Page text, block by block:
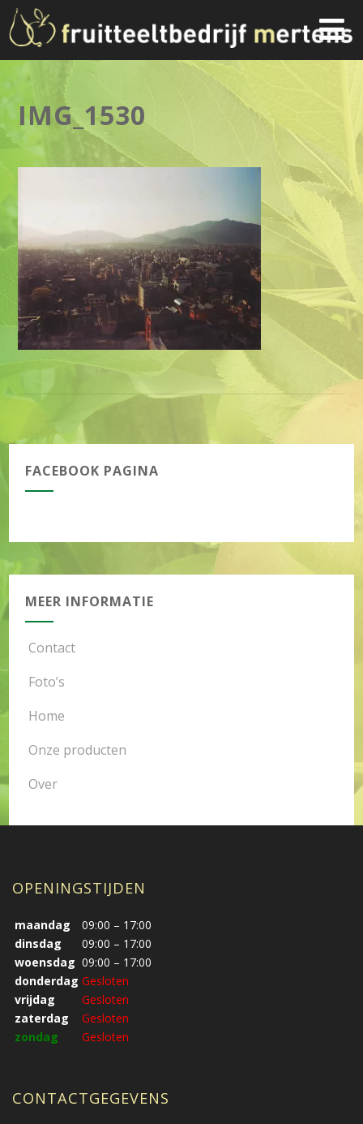
IMG_1530
FACEBOOK PAGINA
MEER INFORMATIE
Contact
Foto’s
Home
Onze producten
Over
OPENINGSTIJDEN
maandag
09:00 – 17:00
dinsdag
09:00 – 17:00
woensdag 09:00 – 17:00
donderdag Gesloten
vrijdag
Gesloten
zaterdag
Gesloten
zondag
Gesloten
CONTACTGEGEVENS